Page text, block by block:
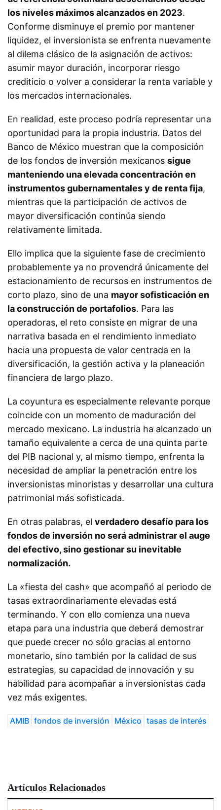
los niveles máximos alcanzados en 2023.
Conforme disminuye el premio por mantener
liquidez, el inversionista se enfrenta nuevamente
al dilema clásico de la asignación de activos:
asumir mayor duración, incorporar riesgo
crediticio o volver a considerar la renta variable y
los mercados internacionales.
En realidad, este proceso podría representar una
oportunidad para la propia industria. Datos del
Banco de México muestran que la composición
de los fondos de inversión mexicanos sigue
manteniendo una elevada concentración en
instrumentos gubernamentales y de renta fija,
mientras que la participación de activos de
mayor diversificación continúa siendo
relativamente limitada.
Ello implica que la siguiente fase de crecimiento
probablemente ya no provendrá únicamente del
estacionamiento de recursos en instrumentos de
corto plazo, sino de una mayor sofisticación en
la construcción de portafolios. Para las
operadoras, el reto consiste en migrar de una
narrativa basada en el rendimiento inmediato
hacia una propuesta de valor centrada en la
diversificación, la gestión activa y la planeación
financiera de largo plazo.
La coyuntura es especialmente relevante porque
coincide con un momento de maduración del
mercado mexicano. La industria ha alcanzado un
tamaño equivalente a cerca de una quinta parte
del PIB nacional y, al mismo tiempo, enfrenta la
necesidad de ampliar la penetración entre los
inversionistas minoristas y desarrollar una cultura
patrimonial más sofisticada.
En otras palabras, el verdadero desafío para los
fondos de inversión no será administrar el auge
del efectivo, sino gestionar su inevitable
normalización.
La «fiesta del cash» que acompañó al periodo de
tasas extraordinariamente elevadas está
terminando. Y con ello comienza una nueva
etapa para una industria que deberá demostrar
que puede crecer no sólo gracias al entorno
monetario, sino también por la calidad de sus
estrategias, su capacidad de innovación y su
habilidad para acompañar a inversionistas cada
vez más exigentes.
AMIB fondos de inversión México tasas de interés
Artículos Relacionados